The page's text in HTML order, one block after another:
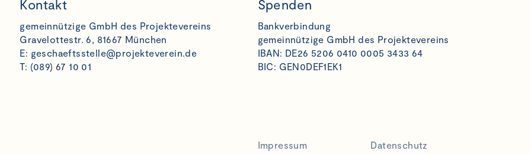
Kontakt
gemeinnützige GmbH des Projektevereins
Gravelottestr. 6, 81667 München
E: geschaeftsstelle@projekteverein.de
T: (089) 67 10 01
Spenden
Bankverbindung
gemeinnützige GmbH des Projektevereins
IBAN: DE26 5206 0410 0005 3433 64
BIC: GEN0DEF1EK1
Impressum Datenschutz